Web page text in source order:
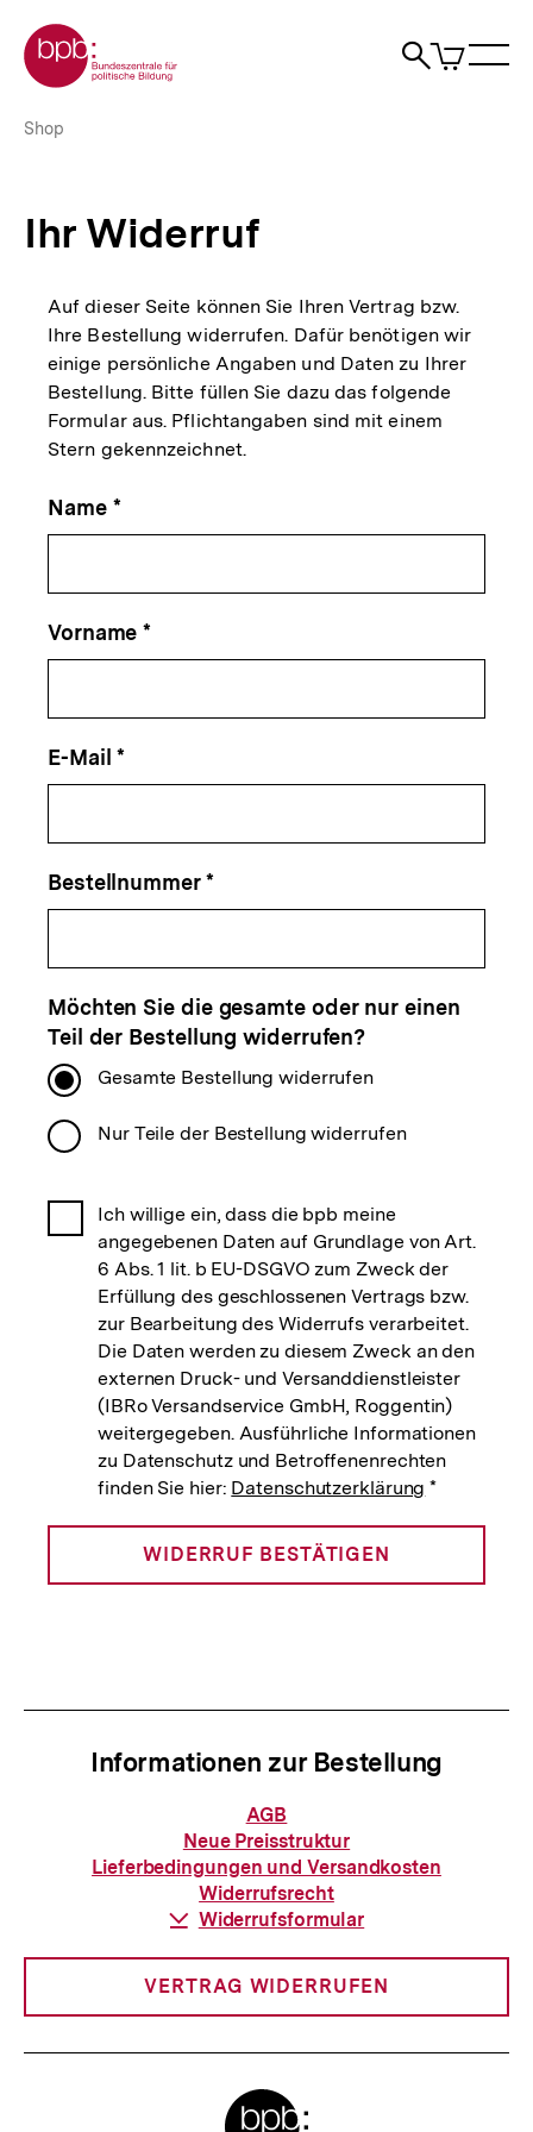
zum
Seiteninhalt
springen
Zur Startseite der bpb
Suche
Artikel
im
IhrBrotkrümelnavigation
Pfadnavigation
Shop
Ihr Widerruf
Auf dieser Seite können Sie Ihren Vertrag bzw.
Ihre Bestellung widerrufen. Dafür benötigen wir
einige persönliche Angaben und Daten zu Ihrer
Bestellung. Bitte füllen Sie dazu das folgende
Formular aus. Pflichtangaben sind mit einem
Stern gekennzeichnet.
Name *
Vorname *
E-Mail *
Bestellnummer *
Möchten Sie die gesamte oder nur einen
Teil der Bestellung widerrufen?
Gesamte Bestellung widerrufen
Nur Teile der Bestellung widerrufen
Ich willige ein, dass die bpb meine
angegebenen Daten auf Grundlage von Art.
6 Abs. 1 lit. b EU-DSGVO zum Zweck der
Erfüllung des geschlossenen Vertrags bzw.
zur Bearbeitung des Widerrufs verarbeitet.
Die Daten werden zu diesem Zweck an den
externen Druck- und Versanddienstleister
(IBRo Versandservice GmbH, Roggentin)
weitergegeben. Ausführliche Informationen
zu Datenschutz und Betroffenenrechten
finden Sie hier: Datenschutzerklärung *
WIDERRUF BESTÄTIGEN
Informationen zur Bestellung
Informationen
zur
Bestellung
AGB
Neue Preisstruktur
Lieferbedingungen und Versandkosten
Widerrufsrecht
Download-
Widerrufsformular
VERTRAG WIDERRUFEN